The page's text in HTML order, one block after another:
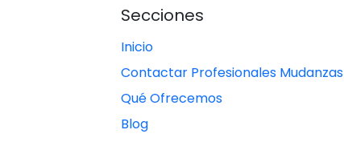
Secciones
Inicio
Contactar Profesionales Mudanzas
Qué Ofrecemos
Blog